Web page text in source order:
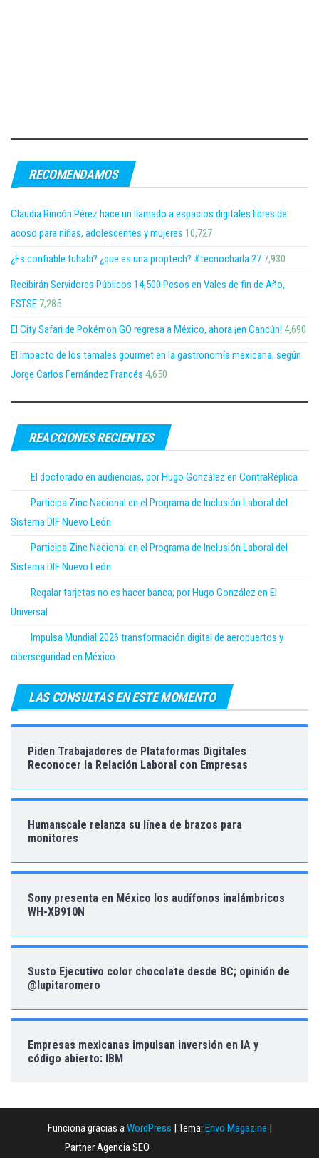
RECOMENDAMOS
Claudia Rincón Pérez hace un llamado a espacios digitales libres de
acoso para niñas, adolescentes y mujeres 10,727
¿Es confiable tuhabi? ¿que es una proptech? #tecnocharla 27 7,930
Recibirán Servidores Públicos 14,500 Pesos en Vales de fin de Año,
FSTSE 7,285
El City Safari de Pokémon GO regresa a México, ahora ¡en Cancún! 4,690
El impacto de los tamales gourmet en la gastronomía mexicana, según
Jorge Carlos Fernández Francés 4,650
REACCIONES RECIENTES
El doctorado en audiencias, por Hugo González en ContraRéplica
Participa Zinc Nacional en el Programa de Inclusión Laboral del
Sistema DIF Nuevo León
Participa Zinc Nacional en el Programa de Inclusión Laboral del
Sistema DIF Nuevo León
Regalar tarjetas no es hacer banca; por Hugo González en El
Universal
Impulsa Mundial 2026 transformación digital de aeropuertos y
ciberseguridad en México
LAS CONSULTAS EN ESTE MOMENTO
Piden Trabajadores de Plataformas Digitales
Reconocer la Relación Laboral con Empresas
Humanscale relanza su línea de brazos para
monitores
Sony presenta en México los audífonos inalámbricos
WH-XB910N
Susto Ejecutivo color chocolate desde BC; opinión de
@lupitaromero
Empresas mexicanas impulsan inversión en IA y
código abierto: IBM
Funciona gracias aWordPress Tema: Envo Magazine
Partner Agencia SEO